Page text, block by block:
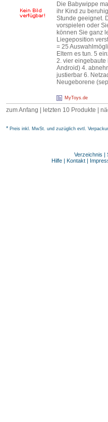
Die Babywippe
ihr Kind zu
Stunde geeignet.
vorspielen oder
können Sie ganz
Liegeposition
= 25
Eltern es tun. 5
2. vier eingebaute
Android) 4.
justierbar 6.
Neugeborene
MyToys.de
zum Anfang | letzten 10 Produkte |
* Preis inkl. MwSt. und zuzüglich evtl.
Verzeichnis |
Hilfe | Kontakt |